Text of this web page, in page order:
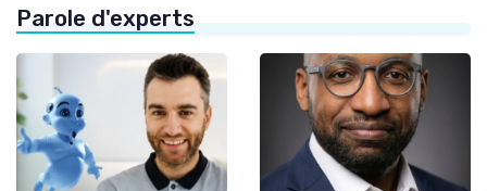
Parole d'experts